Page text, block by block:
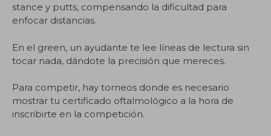
stance y putts, compensando la dificultad para
enfocar distancias.
En el green, un ayudante te lee líneas de lectura sin
tocar nada, dándote la precisión que mereces.
Para competir, hay torneos donde es necesario
mostrar tu certificado oftalmológico a la hora de
inscribirte en la competición.